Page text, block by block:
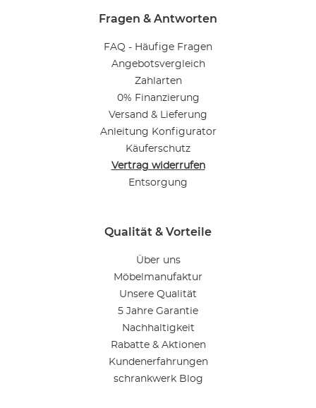
Fragen & Antworten
FAQ - Häufige Fragen
Angebotsvergleich
Zahlarten
0% Finanzierung
Versand & Lieferung
Anleitung Konfigurator
Käuferschutz
Vertrag widerrufen
Entsorgung
Qualität & Vorteile
Über uns
Möbelmanufaktur
Unsere Qualität
5 Jahre Garantie
Nachhaltigkeit
Rabatte & Aktionen
Kundenerfahrungen
schrankwerk Blog